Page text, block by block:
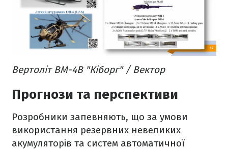
Вертоліт ВМ-4В "Кіборг" / Вектор
Прогнози та перспективи
Розробники запевняють, що за умови
використання резервних невеликих
акумуляторів та систем автоматичної